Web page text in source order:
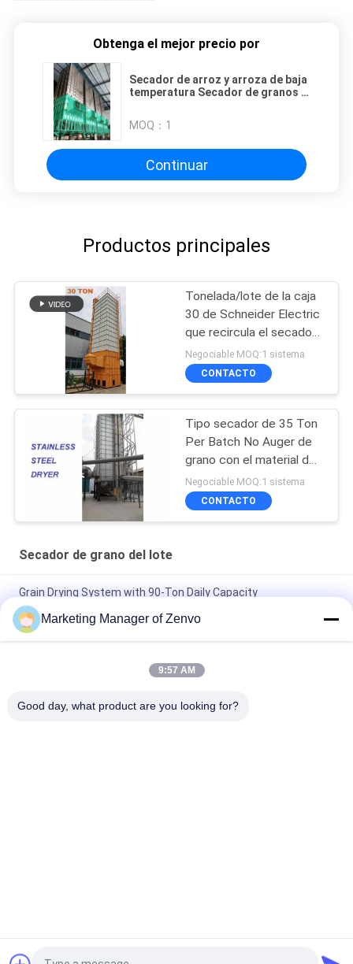
Obtenga el mejor precio por
Secador de arroz y arroza de baja
temperatura Secador de granos /
MOQ： 1
Continuar
Productos principales
Tonelada/lote de la caja
30 de Schneider Electric
que recircula el secador
para el arroz de arroz
Negociable MOQ:1 sistema
CONTACTO
Tipo secador de 35 Ton
Per Batch No Auger de
grano con el material de
acero inoxidable
Negociable MOQ:1 sistema
CONTACTO
Secador de grano del lote
Grain Drying System with 90-Ton Daily Capacity
30 toneladas por hora de secador de granos con alta
eficiencia y ahorro de energía
Secador de semillas de trigo de maíz de arroz de granos 70
60-130°C 16.603kw
Horno De La
Marketing Manager of Zenvo
9:57 AM
Good day, what product are you looking for?